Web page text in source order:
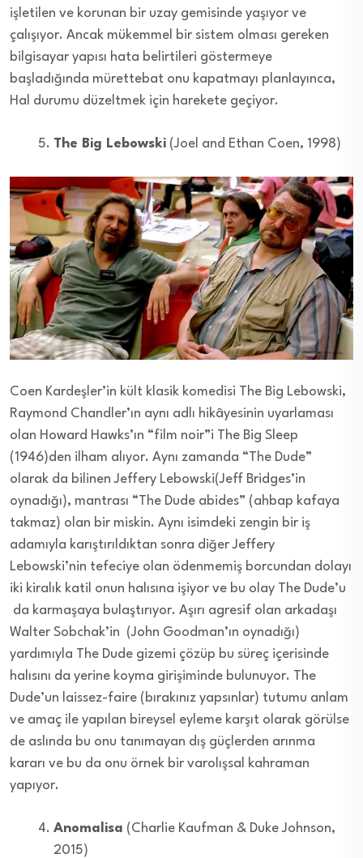
işletilen ve korunan bir uzay gemisinde yaşıyor ve
çalışıyor. Ancak mükemmel bir sistem olması gereken
bilgisayar yapısı hata belirtileri göstermeye
başladığında mürettebat onu kapatmayı planlayınca,
Hal durumu düzeltmek için harekete geçiyor.
The Big Lebowski (Joel and Ethan Coen, 1998)
Coen Kardeşler’in kült klasik komedisi The Big Lebowski,
Raymond Chandler’ın aynı adlı hikâyesinin uyarlaması
olan Howard Hawks’ın “film noir”i The Big Sleep
(1946)den ilham alıyor. Aynı zamanda “The Dude”
olarak da bilinen Jeffery Lebowski(Jeff Bridges’in
oynadığı), mantrası “The Dude abides” (ahbap kafaya
takmaz) olan bir miskin. Aynı isimdeki zengin bir iş
adamıyla karıştırıldıktan sonra diğer Jeffery
Lebowski’nin tefeciye olan ödenmemiş borcundan dolayı
iki kiralık katil onun halısına işiyor ve bu olay The Dude’u
da karmaşaya bulaştırıyor. Aşırı agresif olan arkadaşı
Walter Sobchak’in (John Goodman’ın oynadığı)
yardımıyla The Dude gizemi çözüp bu süreç içerisinde
halısını da yerine koyma girişiminde bulunuyor. The
Dude’un laissez-faire (bırakınız yapsınlar) tutumu anlam
ve amaç ile yapılan bireysel eyleme karşıt olarak görülse
de aslında bu onu tanımayan dış güçlerden arınma
kararı ve bu da onu örnek bir varolışsal kahraman
yapıyor.
Anomalisa (Charlie Kaufman & Duke Johnson,
2015)